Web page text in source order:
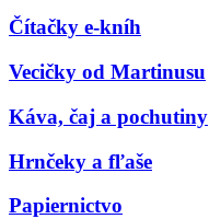
Čítačky e-kníh
Vecičky od Martinusu
Káva, čaj a pochutiny
Hrnčeky a fľaše
Papiernictvo